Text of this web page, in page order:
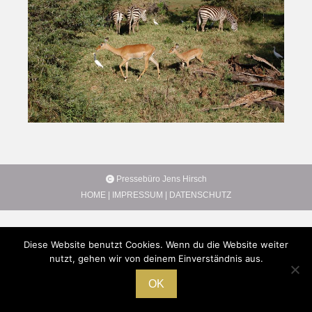
Pressebüro Jens Hirsch
HOME
IMPRESSUM DATENSCHUTZ
Diese Website benutzt Cookies. Wenn du die Website weiter
nutzt, gehen wir von deinem Einverständnis aus.
OK